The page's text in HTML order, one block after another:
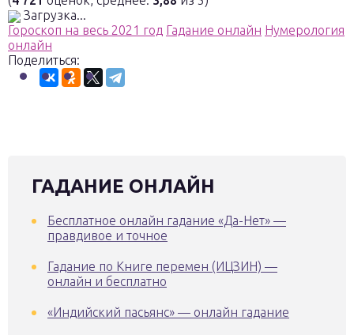
Загрузка...
Гороскоп на весь 2021 год Гадание онлайн Нумерология
онлайн
Поделиться:
ГАДАНИЕ ОНЛАЙН
Бесплатное онлайн гадание «Да-Нет» —
правдивое и точное
Гадание по Книге перемен (ИЦЗИН) —
онлайн и бесплатно
«Индийский пасьянс» — онлайн гадание